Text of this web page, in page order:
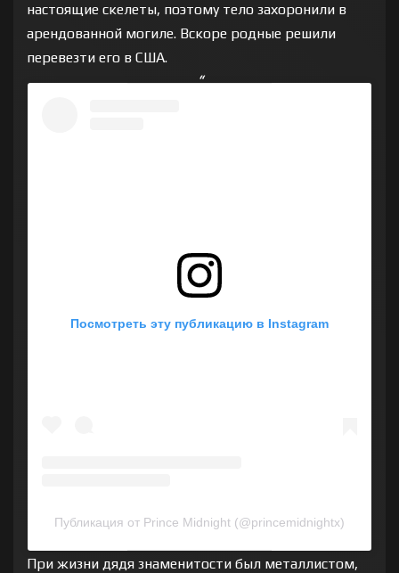
настоящие скелеты, поэтому тело захоронили в
арендованной могиле. Вскоре родные решили
перевезти его в США.
Посмотреть эту публикацию в Instagram
Публикация от Prince Midnight (@princemidnightx)
При жизни дядя знаменитости был металлистом,